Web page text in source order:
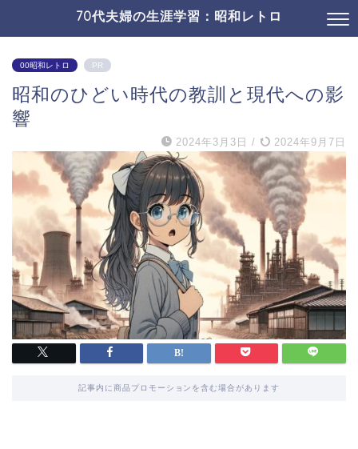
70代夫婦の生涯学習：昭和レトロ
00昭和レトロ PR
昭和のひどい時代の教訓と現代への影
響
2024年3月3日 / 2024年9月7日
記事内に商品プロモーションを含む場合があります